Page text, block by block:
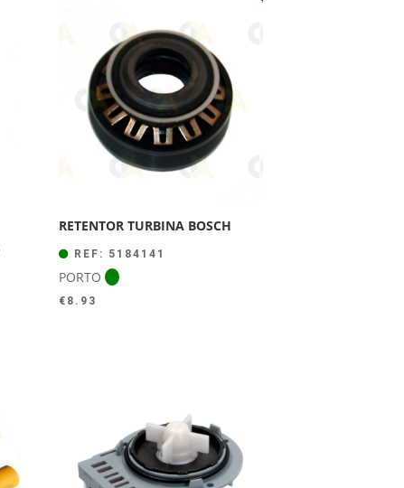
RETENTOR TURBINA BOSCH
REF: 5184141
PORTO
€ 8.93